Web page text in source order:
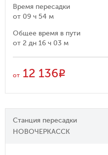
Время пересадки
от 09 ч 54 м
Общее время в пути
от 2 дн 16 ч 03 м
от 12 136R
Станция пересадки
НОВОЧЕРКАССК